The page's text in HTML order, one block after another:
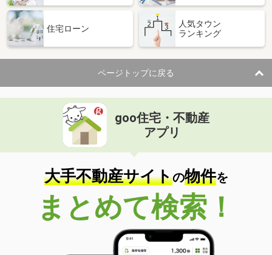
住宅ローン
人気タウン
ランキング
ページトップに戻る
goo住宅・不動産
アプリ
大手不動産サイトの物件を
まとめて検索！